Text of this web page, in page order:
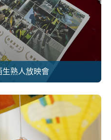
熟人放映會